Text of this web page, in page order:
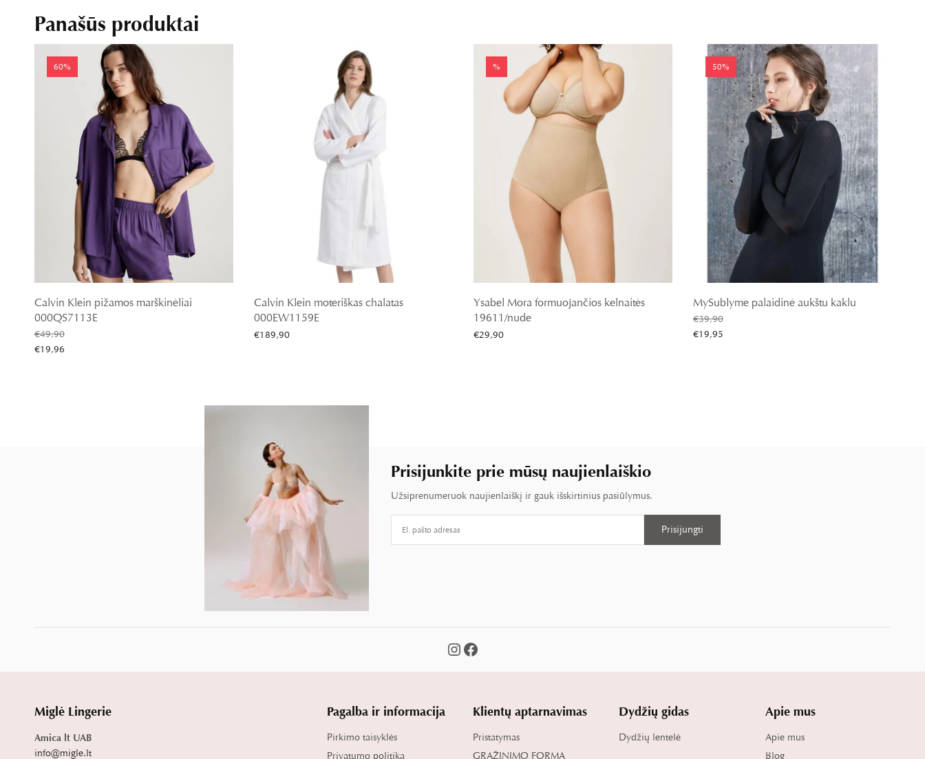
Panašūs produktai
60%
Calvin Klein pižamos marškinėliai
000QS7113E
€49,90
€19,96
Calvin Klein moteriškas chalatas
000EW1159E
€189,90
%
Ysabel Mora formuojančios kelnaitės
19611/nude
€29,90
50%
MySublyme palaidinė aukštu kaklu
€39,90
€19,95
Prisijunkite prie mūsų naujienlaiškio
Užsiprenumeruok naujienlaiškį ir gauk išskirtinius pasiūlymus.
Miglė Lingerie
Amica lt UAB
info@migle.lt
Pagalba ir informacija
Pirkimo taisyklės
Privatumo politika
Klientų aptarnavimas
Pristatymas
GRĄŽINIMO FORMA
Dydžių gidas
Dydžių lentelė
Apie mus
Apie mus
Blog